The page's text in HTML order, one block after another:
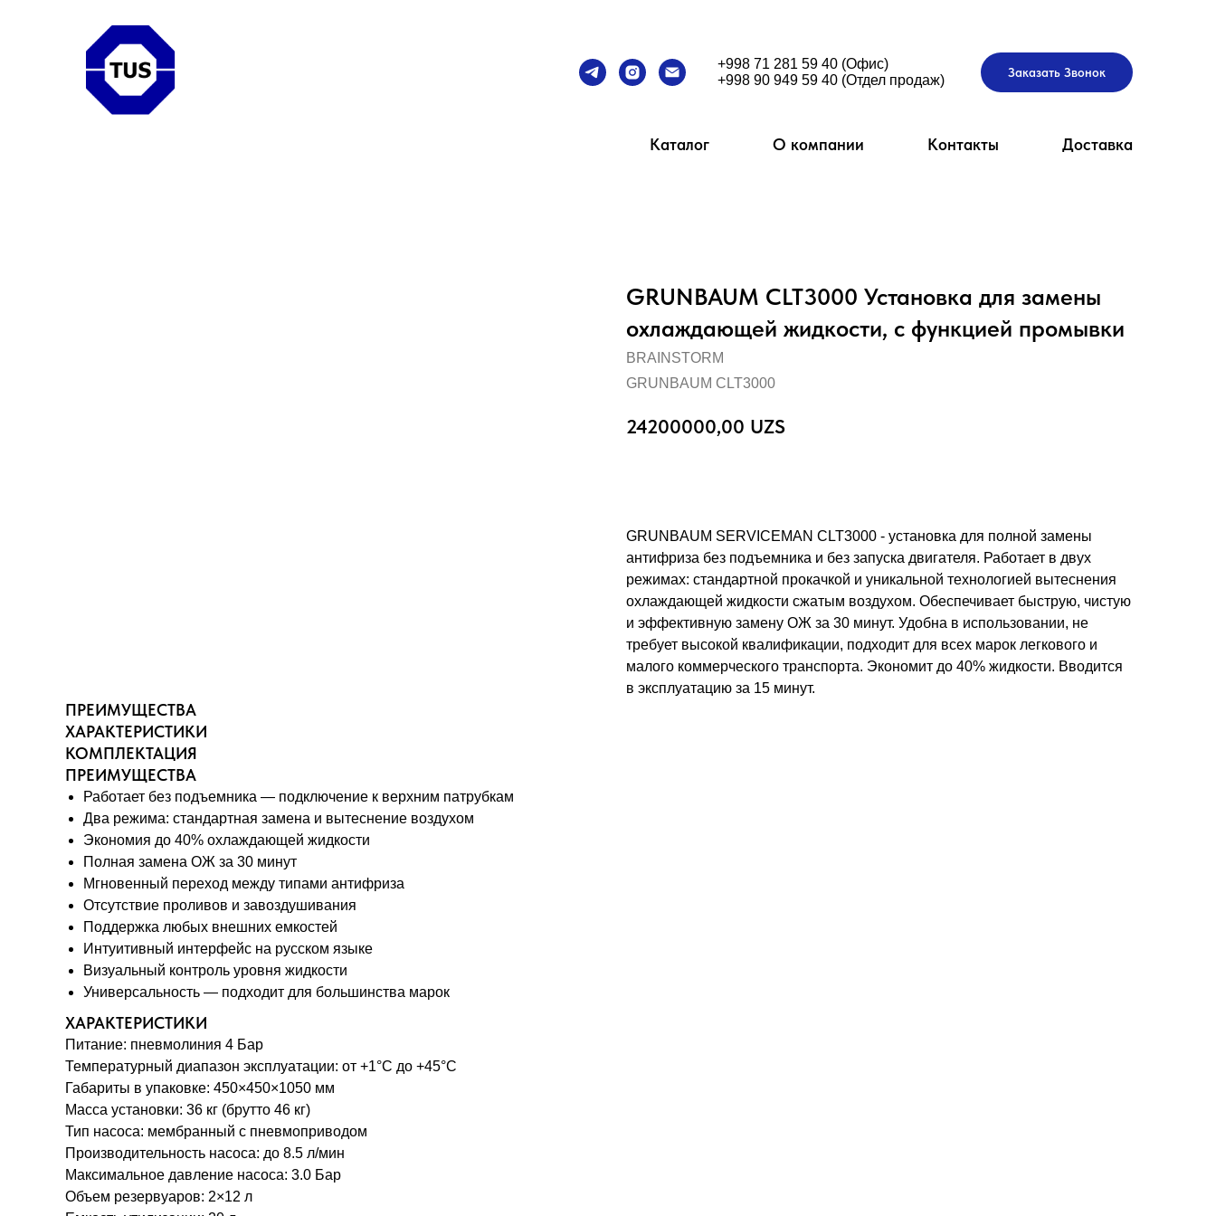
+998 71 281 59 40 (Офис)
+998 90 949 59 40 (Отдел продаж)
Заказать Звонок
Каталог О компании Контакты Доставка
GRUNBAUM CLT3000 Установка для замены
охлаждающей жидкости, с функцией промывки
BRAINSTORM
GRUNBAUM CLT3000
24200000,00 UZS
GRUNBAUM SERVICEMAN CLT3000 - установка для полной замены
антифриза без подъемника и без запуска двигателя. Работает в двух
режимах: стандартной прокачкой и уникальной технологией вытеснения
охлаждающей жидкости сжатым воздухом. Обеспечивает быструю, чистую
и эффективную замену ОЖ за 30 минут. Удобна в использовании, не
требует высокой квалификации, подходит для всех марок легкового и
малого коммерческого транспорта. Экономит до 40% жидкости. Вводится
в эксплуатацию за 15 минут.
ПРЕИМУЩЕСТВА
ХАРАКТЕРИСТИКИ
КОМПЛЕКТАЦИЯ
ПРЕИМУЩЕСТВА
Работает без подъемника — подключение к верхним патрубкам
Два режима: стандартная замена и вытеснение воздухом
Экономия до 40% охлаждающей жидкости
Полная замена ОЖ за 30 минут
Мгновенный переход между типами антифриза
Отсутствие проливов и завоздушивания
Поддержка любых внешних емкостей
Интуитивный интерфейс на русском языке
Визуальный контроль уровня жидкости
Универсальность — подходит для большинства марок
ХАРАКТЕРИСТИКИ
Питание: пневмолиния 4 Бар
Температурный диапазон эксплуатации: от +1°C до +45°C
Габариты в упаковке: 450×450×1050 мм
Масса установки: 36 кг (брутто 46 кг)
Тип насоса: мембранный с пневмоприводом
Производительность насоса: до 8.5 л/мин
Максимальное давление насоса: 3.0 Бар
Объем резервуаров: 2×12 л